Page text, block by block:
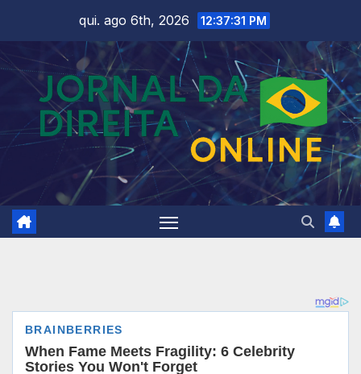
content
qui. ago 6th, 2026 12:37:33 PM